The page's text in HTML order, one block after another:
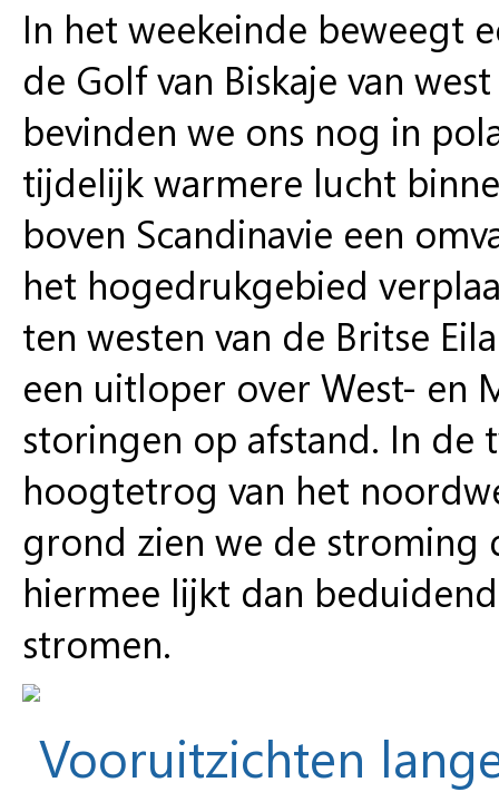
In het weekeinde beweegt
de Golf van Biskaje van
bevinden we ons nog in
tijdelijk warmere lucht
boven Scandinavie een
het hogedrukgebied
ten westen van de Britse
een uitloper over West- en
storingen op afstand. In de
hoogtetrog van het
grond zien we de stroming
hiermee lijkt dan
stromen.
Vooruitzichten